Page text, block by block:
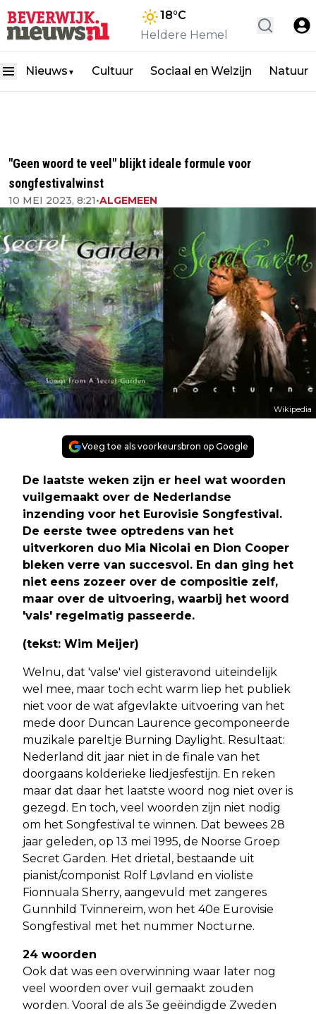
18°C
Heldere Hemel
Nieuws ▼ Cultuur Sociaal en Welzijn Natuur
"Geen woord te veel" blijkt ideale formule voor
songfestivalwinst
10 MEI 2023, 8:21•ALGEMEEN
Wikipedia
Voeg toe als voorkeursbron op Google
De laatste weken zijn er heel wat woorden
vuilgemaakt over de Nederlandse
inzending voor het Eurovisie Songfestival.
De eerste twee optredens van het
uitverkoren duo Mia Nicolai en Dion Cooper
bleken verre van succesvol. En dan ging het
niet eens zozeer over de compositie zelf,
maar over de uitvoering, waarbij het woord
'vals' regelmatig passeerde.
(tekst: Wim Meijer)
Welnu, dat 'valse' viel gisteravond uiteindelijk
wel mee, maar toch echt warm liep het publiek
niet voor de wat afgevlakte uitvoering van het
mede door Duncan Laurence gecomponeerde
muzikale pareltje Burning Daylight. Resultaat:
Nederland dit jaar niet in de finale van het
doorgaans kolderieke liedjesfestijn. En reken
maar dat daar het laatste woord nog niet over is
gezegd. En toch, veel woorden zijn niet nodig
om het Songfestival te winnen. Dat bewees 28
jaar geleden, op 13 mei 1995, de Noorse Groep
Secret Garden. Het drietal, bestaande uit
pianist/componist Rolf Løvland en violiste
Fionnuala Sherry, aangevuld met zangeres
Gunnhild Tvinnereim, won het 40e Eurovisie
Songfestival met het nummer Nocturne.
24 woorden
Ook dat was een overwinning waar later nog
veel woorden over vuil gemaakt zouden
worden. Vooral de als 3e geëindigde Zweden